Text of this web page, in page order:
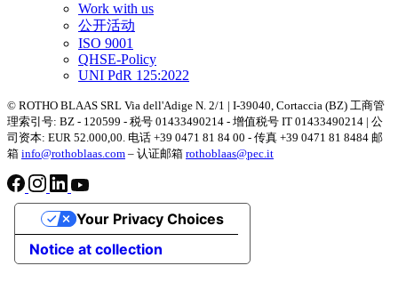
Work with us
公开活动
ISO 9001
QHSE-Policy
UNI PdR 125:2022
© ROTHO BLAAS SRL Via dell'Adige N. 2/1 | I-39040, Cortaccia (BZ) 工商管
理索引号: BZ - 120599 - 税号 01433490214 - 增值税号 IT 01433490214 | 公
司资本: EUR 52.000,00. 电话 +39 0471 81 84 00 - 传真 +39 0471 81 8484 邮
箱 info@rothoblaas.com – 认证邮箱 rothoblaas@pec.it
Notice at collection
Your Privacy Choices